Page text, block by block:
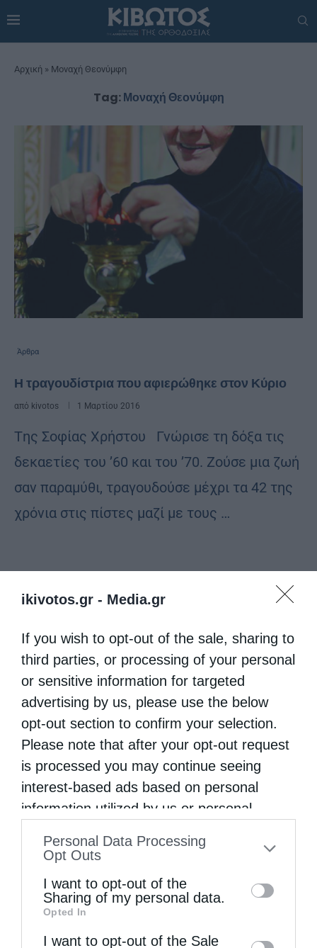
ikivotos.gr - Media.gr
If you wish to opt-out of the sale, sharing to
third parties, or processing of your personal
or sensitive information for targeted
advertising by us, please use the below
opt-out section to confirm your selection.
Please note that after your opt-out request
is processed you may continue seeing
interest-based ads based on personal
information utilized by us or personal
to your opt-out. You may separately opt-out
information by third parties on the IAB’s list
of downstream participants. This
information may also be disclosed by us to
Personal Data Processing
Opt Outs
I want to opt-out of the
Sharing of my personal data.
Opted In
I want to opt-out of the Sale
Αρχική » Μοναχή Θεονύμφη
Tag:Μοναχή Θεονύμφη
Άρθρα
Η τραγουδίστρια που αφιερώθηκε στον Κύριο
από kivotos 1 Μαρτίου 2016
Tης Σοφίας Χρήστου Γνώρισε τη δόξα τις
δεκαετίες του ’60 και του ’70. Ζούσε μια ζωή
σαν παραμύθι, τραγουδούσε μέχρι τα 42 της
χρόνια στις πίστες μαζί με τους …